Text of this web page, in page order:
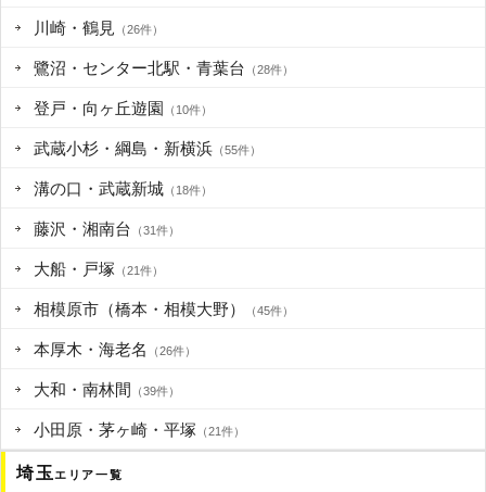
川崎・鶴見 （26件）
鷺沼・センター北駅・青葉台 （28件）
登戸・向ヶ丘遊園 （10件）
武蔵小杉・綱島・新横浜 （55件）
溝の口・武蔵新城 （18件）
藤沢・湘南台 （31件）
大船・戸塚 （21件）
相模原市（橋本・相模大野） （45件）
本厚木・海老名 （26件）
大和・南林間 （39件）
小田原・茅ヶ崎・平塚 （21件）
埼玉エリア一覧